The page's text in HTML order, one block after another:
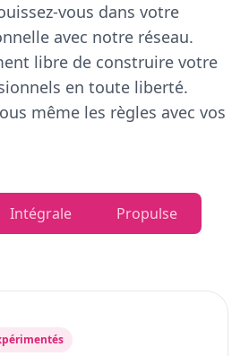
vous dans votre
avec notre réseau.
libre de construire votre
en toute liberté.
même les règles avec vos
Intégrale Propulse